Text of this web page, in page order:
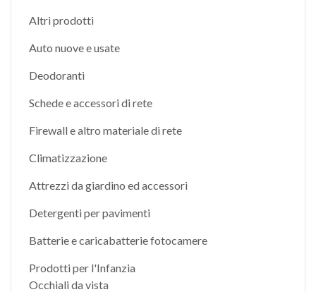
Altri prodotti
Auto nuove e usate
Deodoranti
Schede e accessori di rete
Firewall e altro materiale di rete
Climatizzazione
Attrezzi da giardino ed accessori
Detergenti per pavimenti
Batterie e caricabatterie fotocamere
Prodotti per l'Infanzia
Occhiali da vista